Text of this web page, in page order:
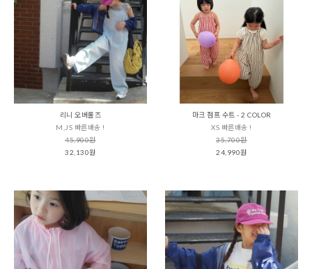
리니 오버롤즈
M,JS 빠른배송 !
45,900원
32,130원
마크 점프 수트 - 2 COLOR
XS 빠른배송 !
35,700원
24,990원